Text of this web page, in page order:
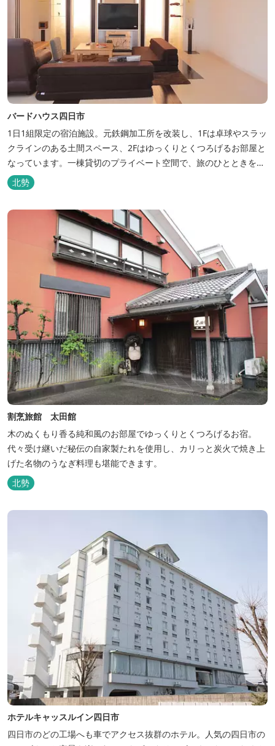
バードハウス四日市
1日1組限定の宿泊施設。元鉄鋼加工所を改装し、1Fは卓球やスラッ
クラインのある土間スペース、2Fはゆっくりとくつろげるお部屋と
なっています。一棟貸切のプライベート空間で、旅のひとときを過
ごしてみては。
北勢
割烹旅館 太田館
木のぬくもり香る純和風のお部屋でゆっくりとくつろげるお宿。
代々受け継いだ秘伝の自家製たれを使用し、カリっと炭火で焼き上
げた名物のうなぎ料理も堪能できます。
北勢
ホテルキャッスルイン四日市
四日市のどの工場へも車でアクセス抜群のホテル。人気の四日市の